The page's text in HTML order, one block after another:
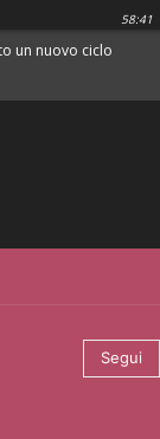
58:41
un nuovo ciclo
Segui